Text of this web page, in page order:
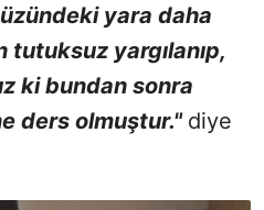
yara daha
tutuksuz yargılanıp,
ki bundan sonra
ders olmuştur." diye